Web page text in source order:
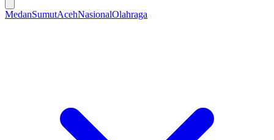
MedanSumutAcehNasionalOlahraga